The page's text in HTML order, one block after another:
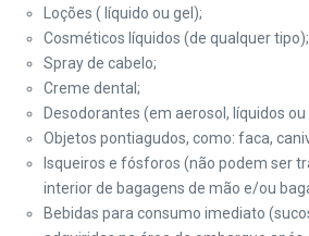
Loções ( líquido ou gel);
Cosméticos líquidos (de qualquer tipo);
Spray de cabelo;
Creme dental;
Desodorantes (em aerosol, líquidos
Objetos pontiagudos, como: faca,
Isqueiros e fósforos (não podem ser
interior de bagagens de mão e/ou
Bebidas para consumo imediato